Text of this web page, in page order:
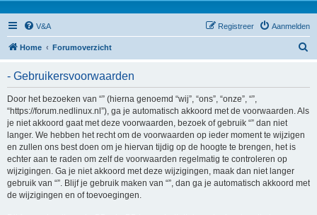
V&A Aanmelden
Registreer
Home Forumoverzicht
- Gebruikersvoorwaarden
Door het bezoeken van “” (hierna genoemd “wij”, “ons”, “onze”, “”,
“https://forum.nedlinux.nl”), ga je automatisch akkoord met de voorwaarden. Als
je niet akkoord gaat met deze voorwaarden, bezoek of gebruik “” dan niet
langer. We hebben het recht om de voorwaarden op ieder moment te wijzigen
en zullen ons best doen om je hiervan tijdig op de hoogte te brengen, het is
echter aan te raden om zelf de voorwaarden regelmatig te controleren op
wijzigingen. Ga je niet akkoord met deze wijzigingen, maak dan niet langer
gebruik van “”. Blijf je gebruik maken van “”, dan ga je automatisch akkoord met
de wijzigingen en of toevoegingen.